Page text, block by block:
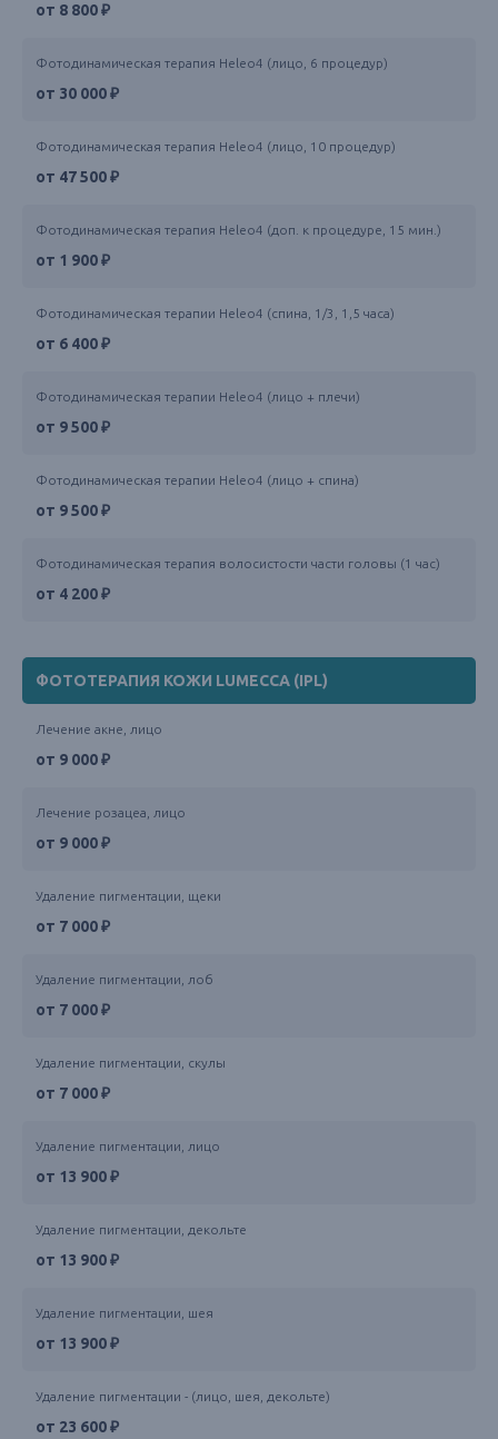
от 8 800 ₽
Фотодинамическая терапия Heleo4 (лицо, 6 процедур)
от 30 000 ₽
Фотодинамическая терапия Heleo4 (лицо, 10 процедур)
от 47 500 ₽
Фотодинамическая терапия Heleo4 (доп. к процедуре, 15 мин.)
от 1 900 ₽
Фотодинамическая терапии Heleo4 (спина, 1/3, 1,5 часа)
от 6 400 ₽
Фотодинамическая терапии Heleo4 (лицо + плечи)
от 9 500 ₽
Фотодинамическая терапии Heleo4 (лицо + спина)
от 9 500 ₽
Фотодинамическая терапия волосистости части головы (1 час)
от 4 200 ₽
ФОТОТЕРАПИЯ КОЖИ LUMECCA (IPL)
Лечение акне, лицо
от 9 000 ₽
Лечение розацеа, лицо
от 9 000 ₽
Удаление пигментации, щеки
от 7 000 ₽
Удаление пигментации, лоб
от 7 000 ₽
Удаление пигментации, скулы
от 7 000 ₽
Удаление пигментации, лицо
от 13 900 ₽
Удаление пигментации, декольте
от 13 900 ₽
Удаление пигментации, шея
от 13 900 ₽
Удаление пигментации - (лицо, шея, декольте)
от 23 600 ₽